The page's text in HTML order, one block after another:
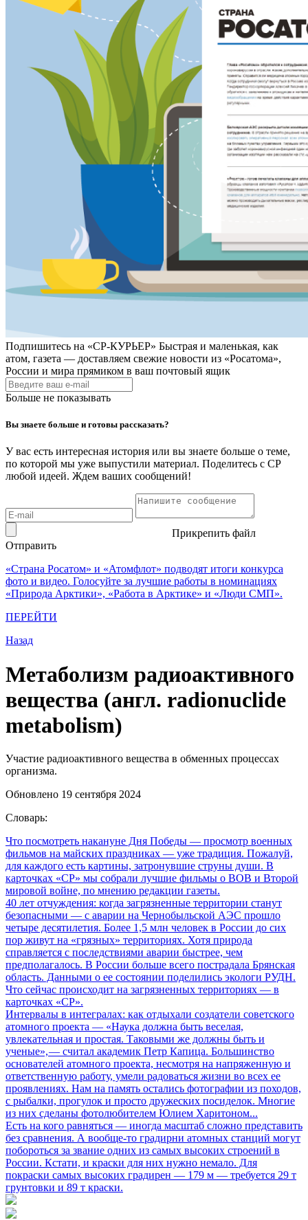
Подпишитесь на «СР-КУРЬЕР» Быстрая и маленькая, как
атом, газета — доставляем свежие новости из «Росатома»,
России и мира прямиком в ваш почтовый ящик
Больше не показывать
Вы знаете больше и готовы рассказать?
У вас есть интересная история или вы знаете больше о теме,
по которой мы уже выпустили материал. Поделитесь с СР
любой идеей. Ждем ваших сообщений!
Прикрепить файл
Отправить
«Страна Росатом» и «Атомфлот» подводят итоги конкурса
фото и видео. Голосуйте за лучшие работы в номинациях
«Природа Арктики», «Работа в Арктике» и «Люди СМП».
ПЕРЕЙТИ
Назад
Метаболизм радиоактивного
вещества (англ. radionuclide
metabolism)
Участие радиоактивного вещества в обменных процессах
организма.
Обновлено 19 сентября 2024
Словарь:
Что посмотреть накануне Дня Победы — просмотр военных
фильмов на майских праздниках — уже традиция. Пожалуй,
для каждого есть картины, затронувшие струны души. В
карточках «СР» мы собрали лучшие фильмы о ВОВ и Второй
мировой войне, по мнению редакции газеты.
40 лет отчуждения: когда загрязненные территории станут
безопасными — с аварии на Чернобыльской АЭС прошло
четыре десятилетия. Более 1,5 млн человек в России до сих
пор живут на «грязных» территориях. Хотя природа
справляется с последствиями аварии быстрее, чем
предполагалось. В России больше всего пострадала Брянская
область. Данными о ее состоянии поделились экологи РУДН.
Что сейчас происходит на загрязненных территориях — в
карточках «СР».
Интервалы в интегралах: как отдыхали создатели советского
атомного проекта — «Наука должна быть веселая,
увлекательная и простая. Таковыми же должны быть и
ученые», — считал академик Петр Капица. Большинство
основателей атомного проекта, несмотря на напряженную и
ответственную работу, умели радоваться жизни во всех ее
проявлениях. Нам на память остались фотографии из походов,
с рыбалки, прогулок и просто дружеских посиделок. Многие
из них сделаны фотолюбителем Юлием Харитоном...
Есть на кого равняться — иногда масштаб сложно представить
без сравнения. А вообще-то градирни атомных станций могут
побороться за звание одних из самых высоких строений в
России. Кстати, и краски для них нужно немало. Для
покраски самых высоких градирен — 179 м — требуется 29 т
грунтовки и 89 т краски.